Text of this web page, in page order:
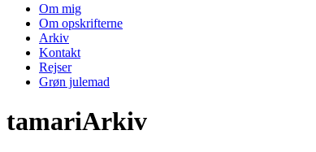
Om mig
Om opskrifterne
Arkiv
Kontakt
Rejser
Grøn julemad
tamariArkiv